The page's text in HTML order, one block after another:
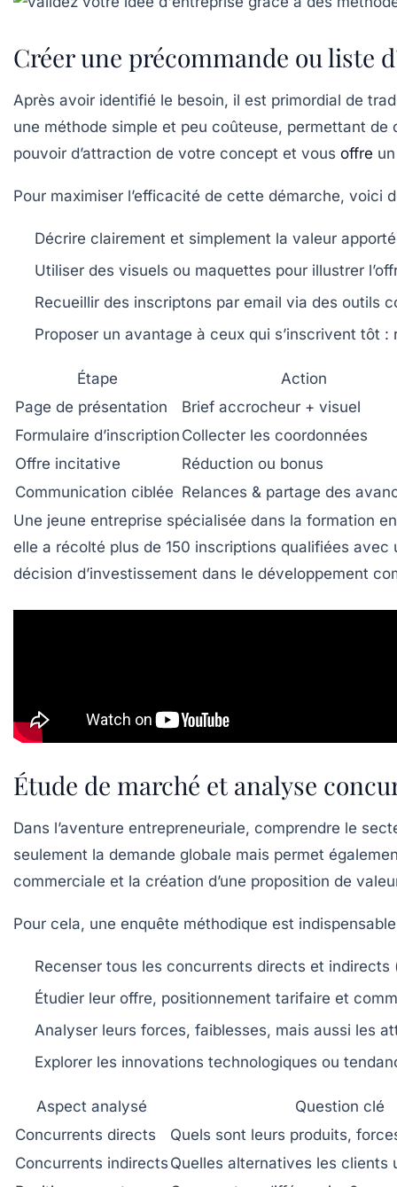
Créer une précommande ou liste
Après avoir identifié le besoin, il est primordial de
une méthode simple et peu coûteuse, permettant de
pouvoir d’attraction de votre concept et vous offre
Pour maximiser l’efficacité de cette démarche, voici
Décrire clairement et simplement la valeur
Utiliser des visuels ou maquettes pour illustrer
Recueillir des inscriptons par email via des outils
Proposer un avantage à ceux qui s’inscrivent tôt
Étape
Action
Page de présentation
Brief accrocheur + visuel
Formulaire d’inscription Collecter les coordonnées
Offre incitative
Réduction ou bonus
Communication ciblée Relances & partage des
Une jeune entreprise spécialisée dans la formation
elle a récolté plus de 150 inscriptions qualifiées
décision d’investissement dans le développement
Étude de marché et analyse
Dans l’aventure entrepreneuriale, comprendre le
seulement la demande globale mais permet
commerciale et la création d’une proposition de
Pour cela, une enquête méthodique est
Recenser tous les concurrents directs et
Étudier leur offre, positionnement tarifaire et
Analyser leurs forces, faiblesses, mais aussi les
Explorer les innovations technologiques ou
Aspect analysé
Question clé
Concurrents directs
Quels sont leurs produits,
Concurrents indirects Quelles alternatives les clients